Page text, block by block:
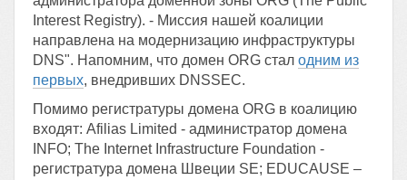
Interest Registry). - Миссия нашей коалиции
направлена на модернизацию инфраструктуры
DNS". Напомним, что домен ORG стал одним из
первых, внедривших DNSSEC.
Помимо регистратуры домена ORG в коалицию
входят: Afilias Limited - администратор домена
INFO; The Internet Infrastructure Foundation -
регистратура домена Швеции SE; EDUCAUSE –